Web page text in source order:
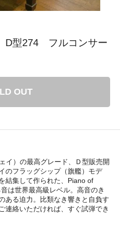
D型274 フルコンサー
OUT
イ）の最高グレード、Ｄ型販売開
のフラッグシップ（旗艦）モデ
結集して作られた、Piano of
は世界最高級レベル。高音のき
ある迫力。比類なき響きと自負す
連絡いただければ、すぐ試弾でき